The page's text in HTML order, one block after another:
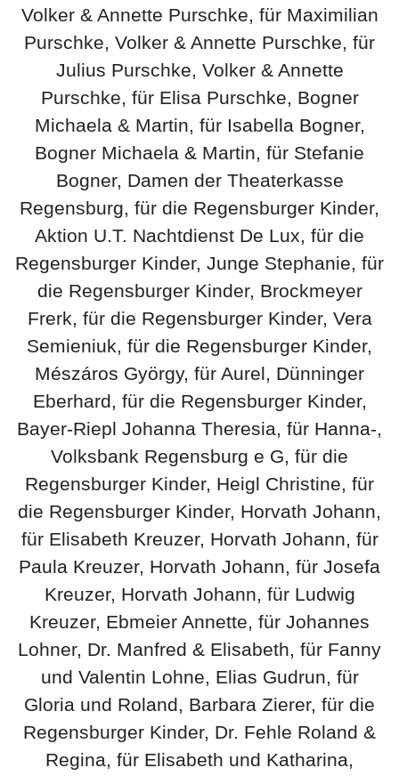
Volker & Annette Purschke, für Maximilian
Purschke, Volker & Annette Purschke, für
Julius Purschke, Volker & Annette
Purschke, für Elisa Purschke, Bogner
Michaela & Martin, für Isabella Bogner,
Bogner Michaela & Martin, für Stefanie
Bogner, Damen der Theaterkasse
Regensburg, für die Regensburger Kinder,
Aktion U.T. Nachtdienst De Lux, für die
Regensburger Kinder, Junge Stephanie, für
die Regensburger Kinder, Brockmeyer
Frerk, für die Regensburger Kinder, Vera
Semieniuk, für die Regensburger Kinder,
Mészáros György, für Aurel, Dünninger
Eberhard, für die Regensburger Kinder,
Bayer-Riepl Johanna Theresia, für Hanna-,
Volksbank Regensburg e G, für die
Regensburger Kinder, Heigl Christine, für
die Regensburger Kinder, Horvath Johann,
für Elisabeth Kreuzer, Horvath Johann, für
Paula Kreuzer, Horvath Johann, für Josefa
Kreuzer, Horvath Johann, für Ludwig
Kreuzer, Ebmeier Annette, für Johannes
Lohner, Dr. Manfred & Elisabeth, für Fanny
und Valentin Lohne, Elias Gudrun, für
Gloria und Roland, Barbara Zierer, für die
Regensburger Kinder, Dr. Fehle Roland &
Regina, für Elisabeth und Katharina,